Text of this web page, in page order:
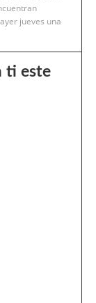
jueves una
ti este